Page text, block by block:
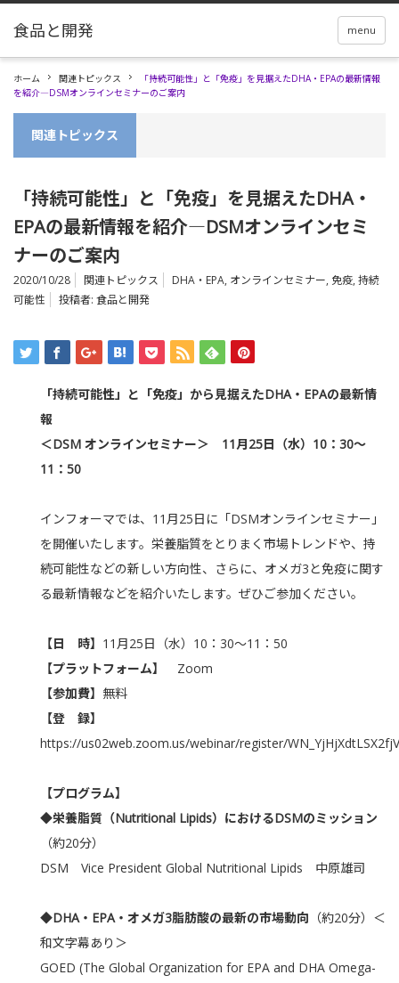
menu
ホーム 関連トピックス
「持続可能性」と「免疫」を見据えたDHA・EPAの最新情報
を紹介―DSMオンラインセミナーのご案内
関連トピックス
「持続可能性」と「免疫」を見据えたDHA・
EPAの最新情報を紹介―DSMオンラインセミ
ナーのご案内
2020/10/28 関連トピックス DHA・EPA, オンラインセミナー, 免疫, 持続
可能性
投稿者: 食品と開発
「持続可能性」と「免疫」から見据えたDHA・EPAの最新情
報
＜DSM オンラインセミナー＞ 11月25日（水）10：30～
11：50
インフォーマでは、11月25日に「DSMオンラインセミナー」
を開催いたします。栄養脂質をとりまく市場トレンドや、持
続可能性などの新しい方向性、さらに、オメガ3と免疫に関す
る最新情報などを紹介いたします。ぜひご参加ください。
【日 時】 11月25日（水）10：30～11：50
【プラットフォーム】
Zoom
【参加費】 無料
【登 録】
https://us02web.zoom.us/webinar/register/
【プログラム】
◆栄養脂質（Nutritional Lipids）におけるDSMのミッション
（約20分）
DSM Vice President Global Nutritional Lipids 中原雄司
◆DHA・EPA・オメガ3脂肪酸の最新の市場動向 （約20分）＜
和文字幕あり＞
GOED (The Global Organization for EPA and DHA Omega-